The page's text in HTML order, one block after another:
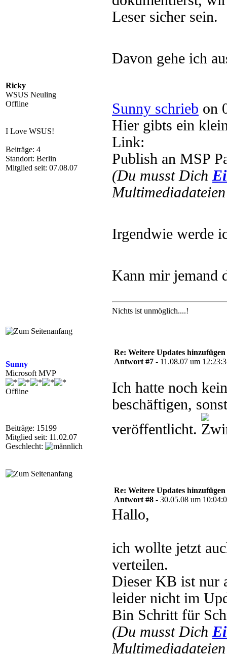
Ricky
WSUS Neuling
Offline
I Love WSUS!
Beiträge: 4
Standort: Berlin
Mitglied seit: 07.08.07
Leser sicher sein.
Davon gehe ich
Sunny schrieb on
Hier gibts ein
Link:
Publish an MSP
(Du musst Dich
Irgendwie werde
Kann mir jemand
Nichts ist unmöglich....!
Sunny
Microsoft MVP
Offline
Beiträge: 15199
Mitglied seit: 11.02.07
Geschlecht:
Re: Weitere Updates hinzufügen
Antwort #7 - 11.08.07 um
Ich hatte noch
beschäftigen,
veröffentlicht.
Re: Weitere Updates hinzufügen
Antwort #8 - 30.05.08 um
Hallo,
ich wollte jetzt
verteilen.
Dieser KB ist nur
leider nicht im
Bin Schritt für
(Du musst Dich